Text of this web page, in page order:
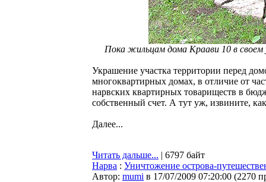
Пока жильцам дома Краави 10 в
Украшение участка территории перед
многоквартирных домах, в отличие от
нарвских квартирных товариществ в
собственный счет. А тут уж, извините,
Далее...
Читать дальше... | 6797 байт
Нарва : Уничтожение острова-
Автор: mumi в 17/07/2009 07:20:00 (2270